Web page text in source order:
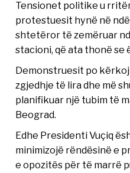
Tensionet politike u
protestuesit hynë në
shtetëror të zemëruar
stacioni, që ata thonë se
Demonstruesit po
zgjedhje të lira dhe më
planifikuar një tubim të
Beograd.
Edhe Presidenti Vuçiq
minimizojë rëndësinë e
e opozitës për të marrë